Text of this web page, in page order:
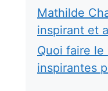
Mathilde
inspirant et
Quoi faire
inspirantes